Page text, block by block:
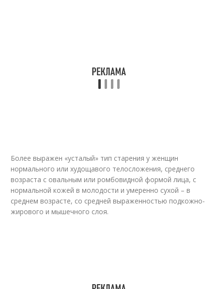
Более выражен «усталый» тип старения у женщин
нормального или худощавого телосложения, среднего
возраста с овальным или ромбовидной формой лица, с
нормальной кожей в молодости и умеренно сухой – в
среднем возрасте, со средней выраженностью подкожно-
жирового и мышечного слоя.